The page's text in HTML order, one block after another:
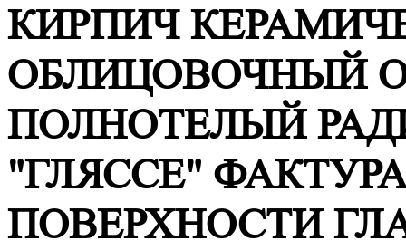
КИРПИЧ
ОБЛИЦОВОЧНЫЙ
ПОЛНОТЕЛЫЙ
"ГЛЯССЕ"
ПОВЕРХНОСТИ